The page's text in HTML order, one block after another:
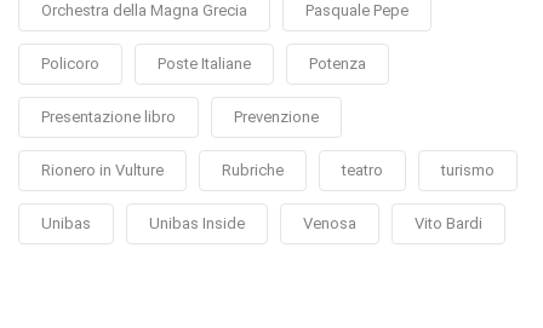
Orchestra della Magna Grecia Pasquale Pepe
Policoro Poste Italiane Potenza
Presentazione libro Prevenzione
Rionero in Vulture Rubriche teatro turismo
Unibas Unibas Inside Venosa Vito Bardi